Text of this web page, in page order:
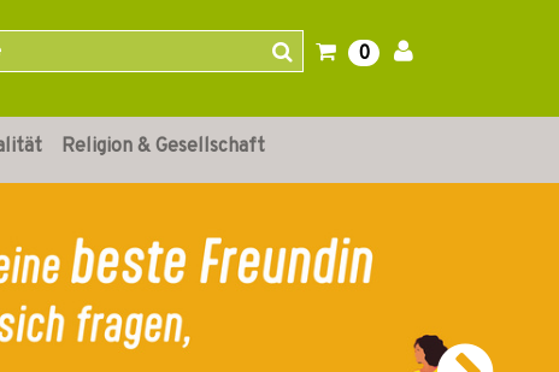
0
Religion & Gesellschaft